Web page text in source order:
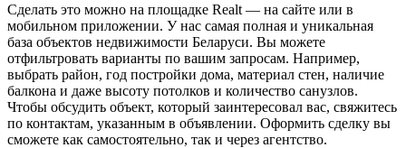
Сделать это можно на площадке Realt — на сайте или в
мобильном приложении. У нас самая полная и уникальная
база объектов недвижимости Беларуси. Вы можете
отфильтровать варианты по вашим запросам. Например,
выбрать район, год постройки дома, материал стен, наличие
балкона и даже высоту потолков и количество санузлов.
Чтобы обсудить объект, который заинтересовал вас, свяжитесь
по контактам, указанным в объявлении. Оформить сделку вы
сможете как самостоятельно, так и через агентство.